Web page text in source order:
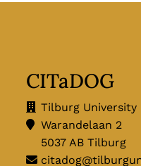
CITaDOG
Tilburg University
Warandelaan 2
5037 AB Tilburg